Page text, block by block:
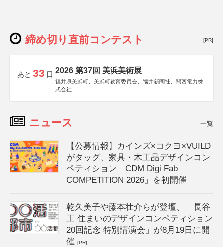
締め切り直前コンテスト [PR]
あと 33 日 2026 第37回 美浜美術展
福井県美浜町、美浜町教育委員会、福井新聞社、関西電力株
式会社
ニュース 一覧
【公募情報】カインズ×コクヨ×VUILD
がタッグ、家具・木工品デザインコン
ペティション「CDM Digi Fab
COMPETITION 2026」を初開催
乾久美子や藤本壮介らが登壇、「長谷
工 住まいのデザインコンペティション
20回記念 特別講演会」が8月19日に開
催[PR]